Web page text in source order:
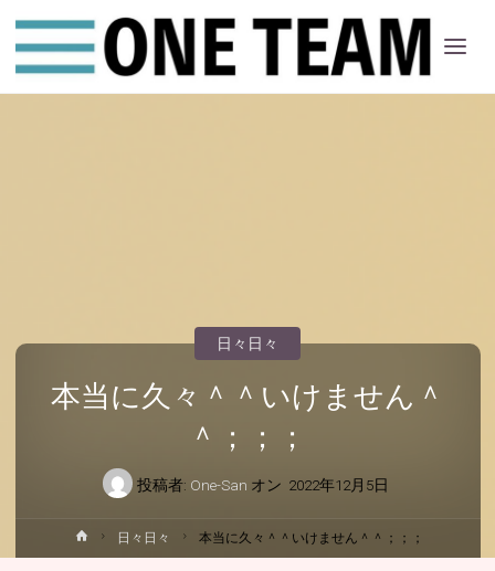
ちー
む
本当に久々＾＾いけません＾
＾；；；
投稿者: One-San オン 2022年12月5日
日々日々
ホ
ー
日々日々 本当に久々＾＾いけません＾＾；；；